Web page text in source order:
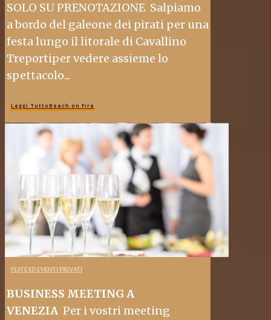
SOLO SU PRENOTAZIONE Salpiamo
a bordo del galeone dei pirati per una
festa lungo il litorale di Cavallino
Treportiper vedere assieme lo
spettacolo...
Leggi TuttoBeach on Fire
FESTE ED EVENTI PRIVATI
BUSINESS MEETING A
VENEZIA Per i vostri meeting